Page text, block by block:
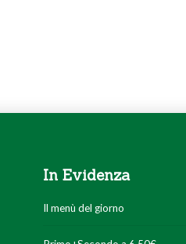
In Evidenza
Il menù del giorno